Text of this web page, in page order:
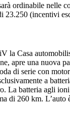
ordinabile nelle
23.250 (incentivi
la Casa
apre una nuova
di serie con
a
La batteria agli
di 260 km. L’auto